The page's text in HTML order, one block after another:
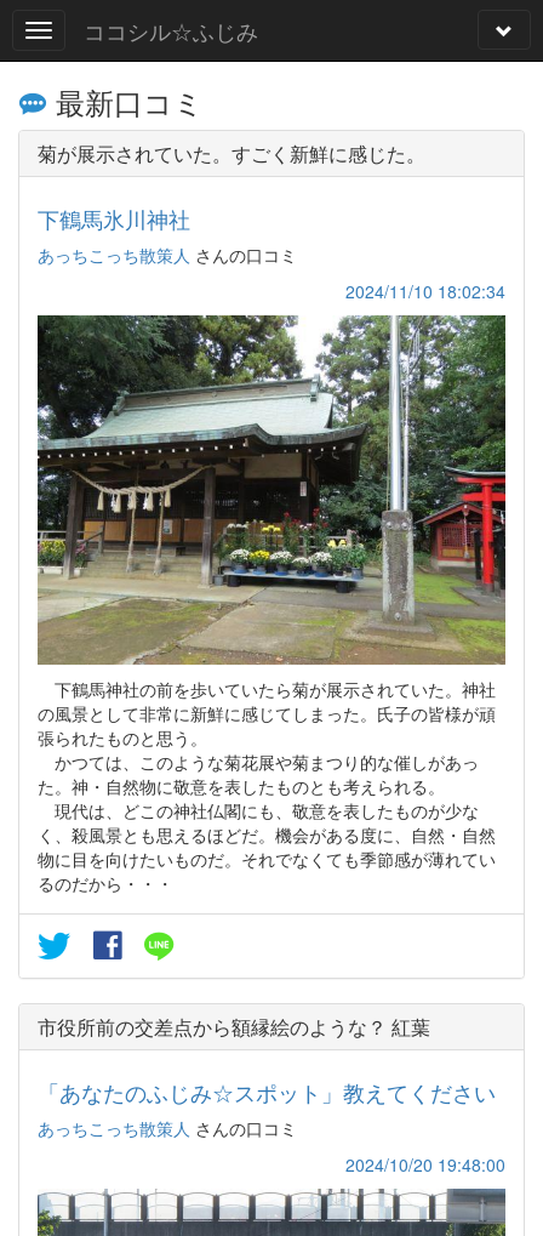
ココシル☆ふじみ
最新口コミ
菊が展示されていた。すごく新鮮に感じた。
下鶴馬氷川神社
あっちこっち散策人 さんの口コミ
2024/11/10 18:02:34
下鶴馬神社の前を歩いていたら菊が展示されていた。神社
の風景として非常に新鮮に感じてしまった。氏子の皆様が頑
張られたものと思う。
かつては、このような菊花展や菊まつり的な催しがあっ
た。神・自然物に敬意を表したものとも考えられる。
現代は、どこの神社仏閣にも、敬意を表したものが少な
く、殺風景とも思えるほどだ。機会がある度に、自然・自然
物に目を向けたいものだ。それでなくても季節感が薄れてい
るのだから・・・
市役所前の交差点から額縁絵のような？ 紅葉
「あなたのふじみ☆スポット」教えてください
あっちこっち散策人 さんの口コミ
2024/10/20 19:48:00